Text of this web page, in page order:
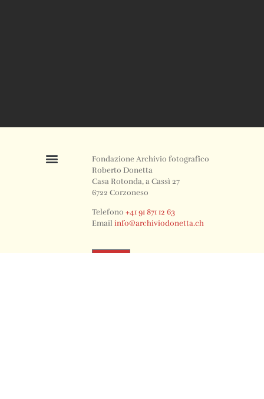
Fondazione Archivio fotografico
Roberto Donetta
Casa Rotonda, a Cassì 27
6722 Corzoneso
Telefono+41 91 871 12 63
Emailinfo@archiviodonetta.ch